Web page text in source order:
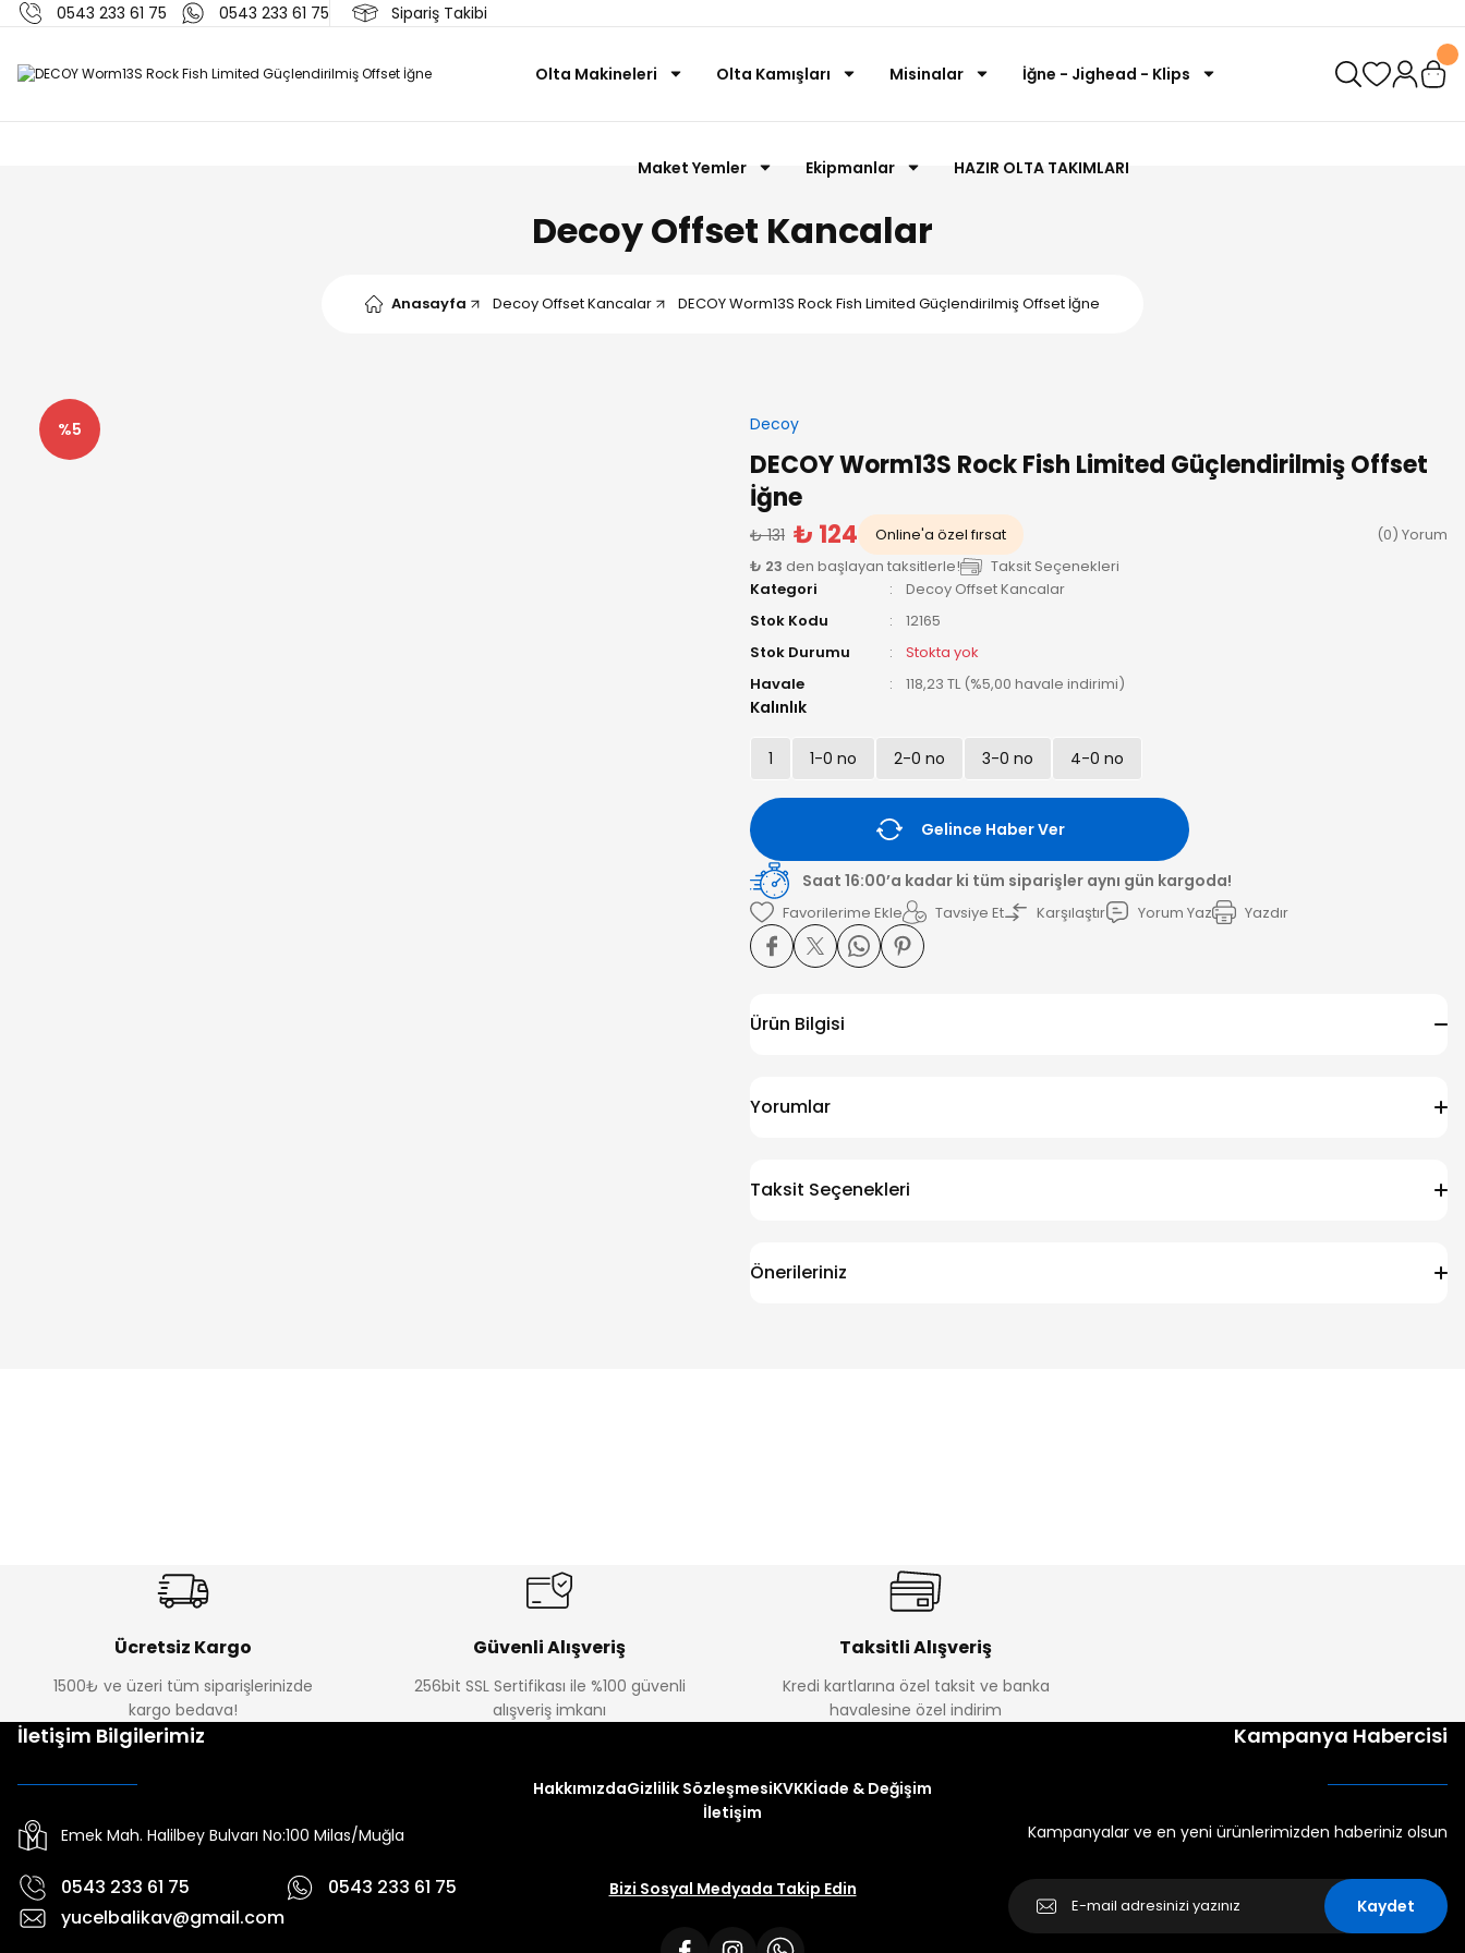
0543 233 61 75 0543 233 61 75 Sipariş Takibi
Olta Makineleri Olta Kamışları Misinalar İğne - Jighead - Klips
Maket Yemler Ekipmanlar HAZIR OLTA TAKIMLARI
Decoy Offset Kancalar
Anasayfa Decoy Offset Kancalar DECOY Worm13S Rock Fish Limited Güçlendirilmiş Offset İğne
%5 Decoy
DECOY Worm13S Rock Fish Limited Güçlendirilmiş Offset
İğne
₺ 131 ₺ 124 Online'a özel fırsat
(0) Yorum
₺ 23 den başlayan taksitlerle!
Taksit Seçenekleri
Kategori
Decoy Offset Kancalar
Stok Kodu
12165
Stok Durumu
Stokta yok
Havale
118,23 TL (%5,00 havale indirimi)
Kalınlık
1 1-0 no 2-0 no 3-0 no 4-0 no
Gelince Haber Ver
Saat 16:00’a kadar ki tüm siparişler aynı gün kargoda!
Tavsiye Et Karşılaştır Yorum Yaz Yazdır
Ürün Bilgisi
Yorumlar
Taksit Seçenekleri
Önerileriniz
Ücretsiz Kargo
1500₺ ve üzeri tüm siparişlerinizde
kargo bedava!
Güvenli Alışveriş
256bit SSL Sertifikası ile %100 güvenli
alışveriş imkanı
Taksitli Alışveriş
Kredi kartlarına özel taksit ve banka
havalesine özel indirim
İletişim Bilgilerimiz
Emek Mah. Halilbey Bulvarı No:100 Milas/Muğla
0543 233 61 75
0543 233 61 75
yucelbalikav@gmail.com
HakkımızdaGizlilik SözleşmesiKVKKİade & Değişim
İletişim
Bizi Sosyal Medyada Takip Edin
Kampanya Habercisi
Kampanyalar ve en yeni ürünlerimizden haberiniz olsun
Kaydet